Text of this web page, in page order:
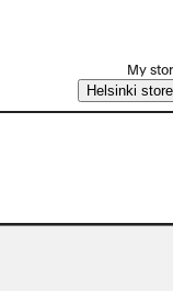
My
Helsinki store